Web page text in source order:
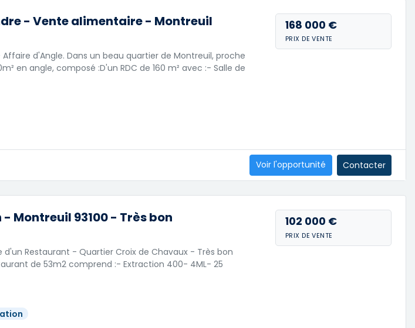
- Vente alimentaire - Montreuil
d'Angle. Dans un beau quartier de Montreuil, proche
en angle, composé :D'un RDC de 160 m² avec :- Salle de
168 000 €
PRIX DE VENTE
Voir l'opportunité Contacter
Montreuil 93100 - Très bon
Restaurant - Quartier Croix de Chavaux - Très bon
de 53m2 comprend :- Extraction 400- 4ML- 25
102 000 €
PRIX DE VENTE